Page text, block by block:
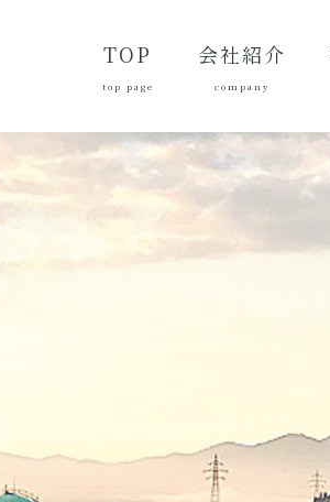
TOP
top page
会社紹介
company
つ